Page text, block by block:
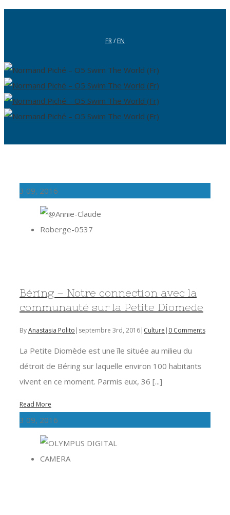
FR/EN
3 09, 2016
Béring – Notre connection avec la
communauté sur la Petite Diomede
ByAnastasia Polito | septembre 3rd, 2016| Culture | 0 Comments
La Petite Diomède est une île située au milieu du
détroit de Béring sur laquelle environ 100 habitants
vivent en ce moment. Parmis eux, 36 [...]
Read More
3 09, 2016